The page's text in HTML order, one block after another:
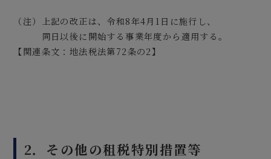
（注）上記の改正は、令和8年4月1日に施行し、
同日以後に開始する事業年度から適用する。
【関連条文：地法税法第72条の2】
2．その他の租税特別措置等